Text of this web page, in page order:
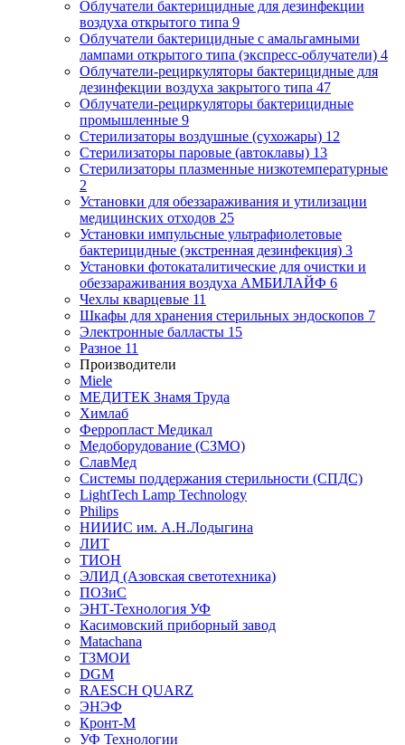
Облучатели бактерицидные для дезинфекции
воздуха открытого типа 9
Облучатели бактерицидные с амальгамными
лампами открытого типа (экспресс-облучатели) 4
Облучатели-рециркуляторы бактерицидные для
дезинфекции воздуха закрытого типа 47
Облучатели-рециркуляторы бактерицидные
промышленные 9
Стерилизаторы воздушные (сухожары) 12
Стерилизаторы паровые (автоклавы) 13
Стерилизаторы плазменные низкотемпературные
2
Установки для обеззараживания и утилизации
медицинских отходов 25
Установки импульсные ультрафиолетовые
бактерицидные (экстренная дезинфекция) 3
Установки фотокаталитические для очистки и
обеззараживания воздуха АМБИЛАЙФ 6
Чехлы кварцевые 11
Шкафы для хранения стерильных эндоскопов 7
Электронные балласты 15
Разное 11
Производители
Miele
МЕДИТЕК Знамя Труда
Химлаб
Ферропласт Медикал
Медоборудование (СЗМО)
СлавМед
Системы поддержания стерильности (СПДС)
LightTech Lamp Technology
Philips
НИИИС им. А.Н.Лодыгина
ЛИТ
ТИОН
ЭЛИД (Азовская светотехника)
ПОЗиС
ЭНТ-Технология УФ
Касимовский приборный завод
Matachana
ТЗМОИ
DGM
RAESCH QUARZ
ЭНЭФ
Кронт-М
УФ Технологии